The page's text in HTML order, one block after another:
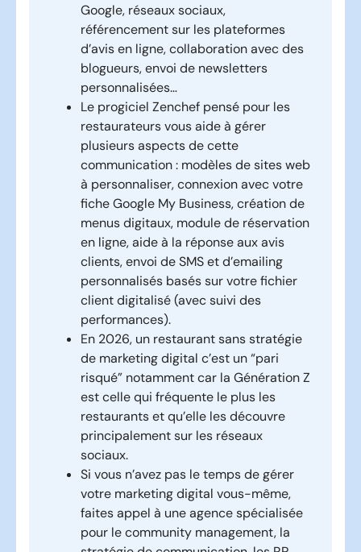
Google, réseaux sociaux,
référencement sur les plateformes
d’avis en ligne, collaboration avec des
blogueurs, envoi de newsletters
personnalisées…
Le progiciel Zenchef pensé pour les
restaurateurs vous aide à gérer
plusieurs aspects de cette
communication : modèles de sites web
à personnaliser, connexion avec votre
fiche Google My Business, création de
menus digitaux, module de réservation
en ligne, aide à la réponse aux avis
clients, envoi de SMS et d’emailing
personnalisés basés sur votre fichier
client digitalisé (avec suivi des
performances).
En 2026, un restaurant sans stratégie
de marketing digital c’est un “pari
risqué” notamment car la Génération Z
est celle qui fréquente le plus les
restaurantset qu’elle les découvre
principalement sur les réseaux
sociaux.
Si vous n’avez pas le temps de gérer
votre marketing digital vous-même,
faites appel à une agence spécialisée
pour le community management, la